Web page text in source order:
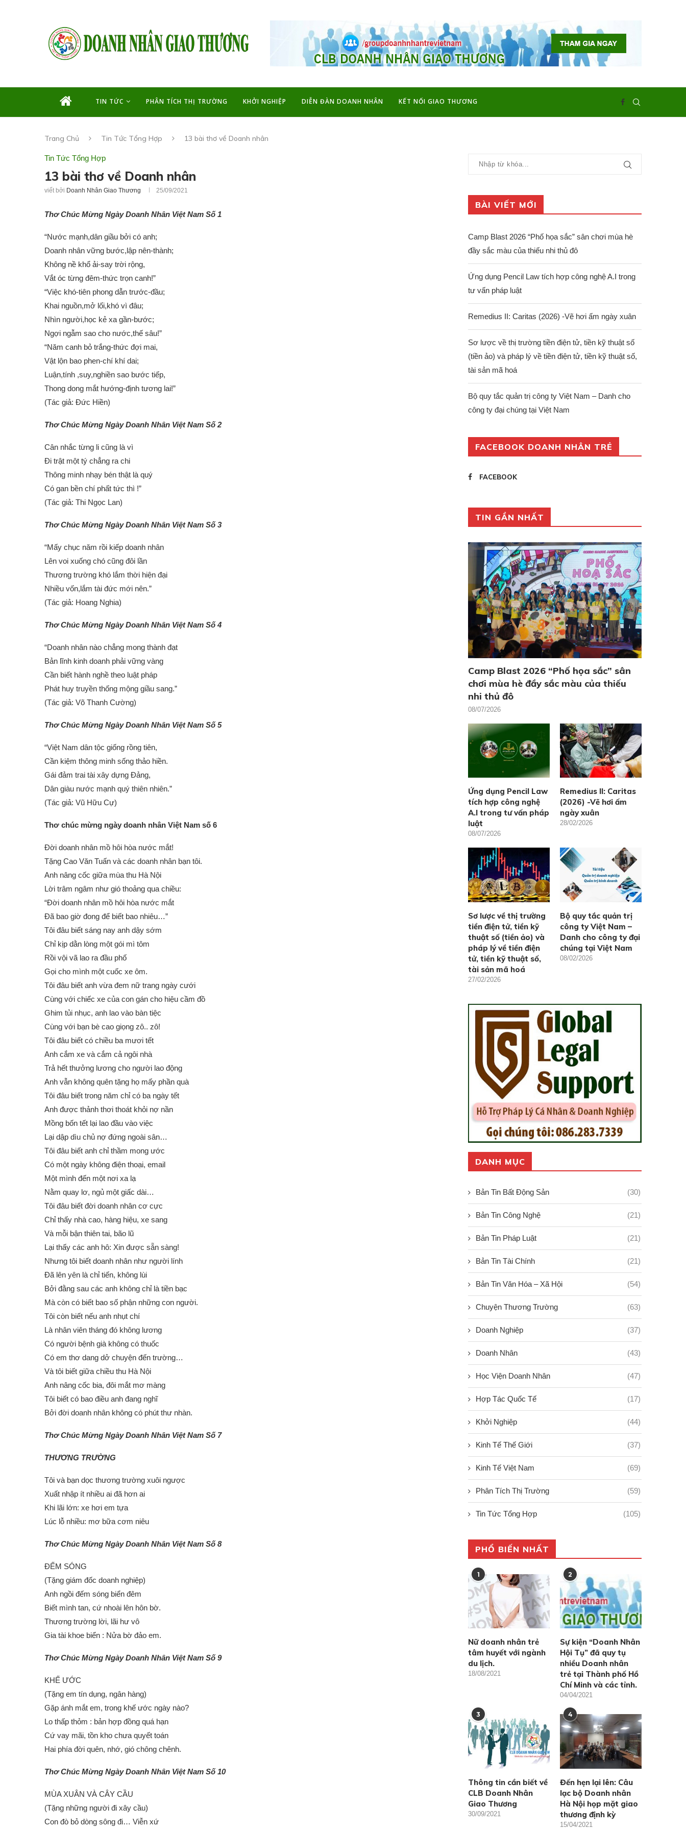
TIN TỨC PHÂN TÍCH THỊ TRƯỜNG KHỞI NGHIỆP DIỄN ĐÀN DOANH NHÂN KẾT NỐI GIAO THƯƠNG
Trang Chủ Tin Tức Tổng Hợp 13 bài thơ về Doanh nhân
Tin Tức Tổng Hợp
13 bài thơ về Doanh nhân
viết bởi Doanh Nhân Giao Thương 25/09/2021
Thơ Chúc Mừng Ngày Doanh Nhân Việt Nam Số 1
“Nước mạnh,dân giầu bởi có anh;
Doanh nhân vững bước,lập nên-thành;
Không nề khổ ải-say trời rộng,
Vắt óc từng đêm-thức trọn canh!”
“Việc khó-tiên phong dẫn trước-đầu;
Khai nguồn,mở lối,khó vì đâu;
Nhìn người,học kẻ xa gần-bước;
Ngợi ngẫm sao cho nước,thế sâu!”
“Năm canh bỏ trắng-thức đợi mai,
Vật lộn bao phen-chí khí dai;
Luận,tính ,suy,nghiền sao bước tiếp,
Thong dong mắt hướng-định tương lai!”
(Tác giả: Đức Hiền)
Thơ Chúc Mừng Ngày Doanh Nhân Việt Nam Số 2
Cân nhắc từng li cũng là vì
Đi trật một tý chẳng ra chi
Thông minh nhạy bén thật là quý
Có gan bền chí phất tức thì !”
(Tác giả: Thi Ngọc Lan)
Thơ Chúc Mừng Ngày Doanh Nhân Việt Nam Số 3
“Mấy chục năm rồi kiếp doanh nhân
Lên voi xuống chó cũng đôi lần
Thương trường khó lắm thời hiện đại
Nhiều vốn,lắm tài đức mới nên.”
(Tác giả: Hoang Nghia)
Thơ Chúc Mừng Ngày Doanh Nhân Việt Nam Số 4
“Doanh nhân nào chẳng mong thành đạt
Bản lĩnh kinh doanh phải vững vàng
Cần biết hành nghề theo luật pháp
Phát huy truyền thống mộng giầu sang.”
(Tác giả: Võ Thanh Cường)
Thơ Chúc Mừng Ngày Doanh Nhân Việt Nam Số 5
“Việt Nam dân tộc giống rồng tiên,
Cần kiệm thông minh sống thảo hiền.
Gái đảm trai tài xây dựng Đảng,
Dân giàu nước mạnh quý thiên nhiên.”
(Tác giả: Vũ Hữu Cự)
Thơ chúc mừng ngày doanh nhân Việt Nam số 6
Đời doanh nhân mồ hôi hòa nước mắt!
Tặng Cao Văn Tuấn và các doanh nhân bạn tôi.
Anh nâng cốc giữa mùa thu Hà Nội
Lời trâm ngâm như gió thoảng qua chiều:
“Đời doanh nhân mồ hôi hòa nước mắt
Đã bao giờ đong để biết bao nhiêu…”
Tôi đâu biết sáng nay anh dậy sớm
Chỉ kịp dằn lòng một gói mì tôm
Rồi vội vã lao ra đầu phố
Gọi cho mình một cuốc xe ôm.
Tôi đâu biết anh vừa đem nữ trang ngày cưới
Cùng với chiếc xe của con gán cho hiệu cầm đồ
Ghim tủi nhục, anh lao vào bàn tiệc
Cùng với bạn bè cao giọng zô.. zô!
Tôi đâu biết có chiều ba mươi tết
Anh cắm xe và cắm cả ngôi nhà
Trả hết thưởng lương cho người lao động
Anh vẫn không quên tặng họ mấy phần quà
Tôi đâu biết trong năm chỉ có ba ngày tết
Anh được thảnh thơi thoát khỏi nợ nần
Mồng bốn tết lại lao đầu vào việc
Lại dập dìu chủ nợ đứng ngoài sân…
Tôi đâu biết anh chỉ thầm mong ước
Có một ngày không điện thoại, email
Một mình đến một nơi xa lạ
Nằm quay lơ, ngủ một giấc dài…
Tôi đâu biết đời doanh nhân cơ cực
Chỉ thấy nhà cao, hàng hiệu, xe sang
Và mỗi bận thiên tai, bão lũ
Lại thấy các anh hô: Xin được sẵn sàng!
Nhưng tôi biết doanh nhân như người lính
Đã lên yên là chỉ tiến, không lùi
Bởi đằng sau các anh không chỉ là tiền bạc
Mà còn có biết bao số phận những con người.
Tôi còn biết nếu anh nhụt chí
Là nhân viên tháng đó không lương
Có người bệnh già không có thuốc
Có em thơ dang dở chuyện đến trường…
Và tôi biết giữa chiều thu Hà Nội
Anh nâng cốc bia, đôi mắt mơ màng
Tôi biết có bao điều anh đang nghĩ
Bởi đời doanh nhân không có phút thư nhàn.
Thơ Chúc Mừng Ngày Doanh Nhân Việt Nam Số 7
THƯƠNG TRƯỜNG
Tôi và bạn dọc thương trường xuôi ngược
Xuất nhập ít nhiều ai đã hơn ai
Khi lãi lớn: xe hơi em tựa
Lúc lỗ nhiều: mơ bữa cơm niêu
Thơ Chúc Mừng Ngày Doanh Nhân Việt Nam Số 8
ĐẾM SÓNG
(Tặng giám đốc doanh nghiệp)
Anh ngồi đếm sóng biển đêm
Biết mình tan, cứ nhoài lên hôn bờ.
Thương trường lời, lãi hư vô
Gia tài khoe biển : Nửa bờ đảo em.
Thơ Chúc Mừng Ngày Doanh Nhân Việt Nam Số 9
KHẾ ƯỚC
(Tặng em tín dụng, ngân hàng)
Gặp ánh mắt em, trong khế ước ngày nào?
Lo thấp thỏm : bản hợp đồng quá hạn
Cứ vay mãi, tồn kho chưa quyết toán
Hai phía đời quên, nhớ, gió chông chênh.
Thơ Chúc Mừng Ngày Doanh Nhân Việt Nam Số 10
MÙA XUÂN VÀ CÂY CẦU
(Tặng những người đi xây cầu)
Con đò bỏ dòng sông đi… Viễn xứ
BÀI VIẾT MỚI
Camp Blast 2026 “Phố họa sắc” sân chơi mùa hè
đầy sắc màu của thiếu nhi thủ đô
Ứng dụng Pencil Law tích hợp công nghệ A.I trong
tư vấn pháp luật
Remedius II: Caritas (2026) -Vẽ hơi ấm ngày xuân
Sơ lược về thị trường tiền điện tử, tiền kỹ thuật số
(tiền ảo) và pháp lý về tiền điện tử, tiền kỹ thuật số,
tài sản mã hoá
Bộ quy tắc quản trị công ty Việt Nam – Danh cho
công ty đại chúng tại Việt Nam
FACEBOOK DOANH NHÂN TRẺ
FACEBOOK
TIN GẦN NHẤT
Camp Blast 2026 “Phố họa sắc” sân
chơi mùa hè đầy sắc màu của thiếu
nhi thủ đô
08/07/2026
Ứng dụng Pencil Law
tích hợp công nghệ
A.I trong tư vấn pháp
luật
08/07/2026
Remedius II: Caritas
(2026) -Vẽ hơi ấm
ngày xuân
28/02/2026
Sơ lược về thị trường
tiền điện tử, tiền kỹ
thuật số (tiền ảo) và
pháp lý về tiền điện
tử, tiền kỹ thuật số,
tài sản mã hoá
27/02/2026
Bộ quy tắc quản trị
công ty Việt Nam –
Danh cho công ty đại
chúng tại Việt Nam
08/02/2026
DANH MỤC
Bản Tin Bất Động Sản (30)
Bản Tin Công Nghệ (21)
Bản Tin Pháp Luật (21)
Bản Tin Tài Chính (21)
Bản Tin Văn Hóa – Xã Hội (54)
Chuyện Thương Trường (63)
Doanh Nghiệp (37)
Doanh Nhân (43)
Học Viện Doanh Nhân (47)
Hợp Tác Quốc Tế (17)
Khởi Nghiệp (44)
Kinh Tế Thế Giới (37)
Kinh Tế Việt Nam (69)
Phân Tích Thị Trường (59)
Tin Tức Tổng Hợp (105)
PHỔ BIẾN NHẤT
1
Nữ doanh nhân trẻ
tâm huyết với ngành
du lịch.
18/08/2021
2
Sự kiện “Doanh Nhân
Hội Tụ” đã quy tụ
nhiều Doanh nhân
trẻ tại Thành phố Hồ
Chí Minh và các tỉnh.
04/04/2021
3
Thông tin cần biết về
CLB Doanh Nhân
Giao Thương
30/09/2021
4
Đến hẹn lại lên: Câu
lạc bộ Doanh nhân
Hà Nội họp mặt giao
thương định kỳ
15/04/2021